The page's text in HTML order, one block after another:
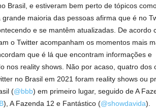
Brasil, e estiveram bem perto de tópicos
maioria das pessoas afirma que é no
e se mantêm atualizadas. De acordo
o Twitter acompanham os momentos mais
que é lá que encontram informações e
nos reality shows. Não por acaso, quatro dos
no Brasil em 2021 foram reality shows ou
(@bbb) em primeiro lugar, seguido de A
), A Fazenda 12 e Fantástico (@showdavida).